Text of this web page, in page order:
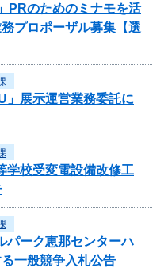
のためのミナモを活
プロポーザル募集【選
」展示運営業務委託に
学校受変電設備改修工
パーク恵那センターハ
一般競争入札公告